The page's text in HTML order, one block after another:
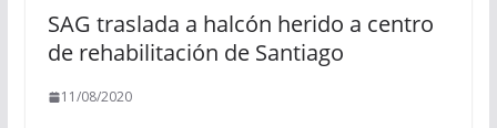
SAG traslada a halcón herido a centro
de rehabilitación de Santiago
11/08/2020